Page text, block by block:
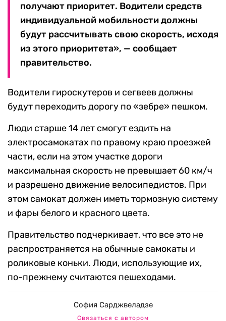
получают приоритет. Водители средств
индивидуальной мобильности должны
будут рассчитывать свою скорость, исходя
из этого приоритета», — сообщает
правительство.
Водители гироскутеров и сегвеев должны
будут переходить дорогу по «зебре» пешком.
Люди старше 14 лет смогут ездить на
электросамокатах по правому краю проезжей
части, если на этом участке дороги
максимальная скорость не превышает 60 км/ч
и разрешено движение велосипедистов. При
этом самокат должен иметь тормозную систему
и фары белого и красного цвета.
Правительство подчеркивает, что все это не
распространяется на обычные самокаты и
роликовые коньки. Люди, использующие их,
по-прежнему считаются пешеходами.
София Сарджвеладзе
Связаться с автором